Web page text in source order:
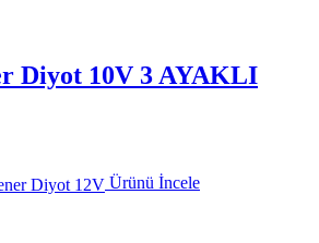
Diyot 10V 3 AYAKLI
Ürünü İncele